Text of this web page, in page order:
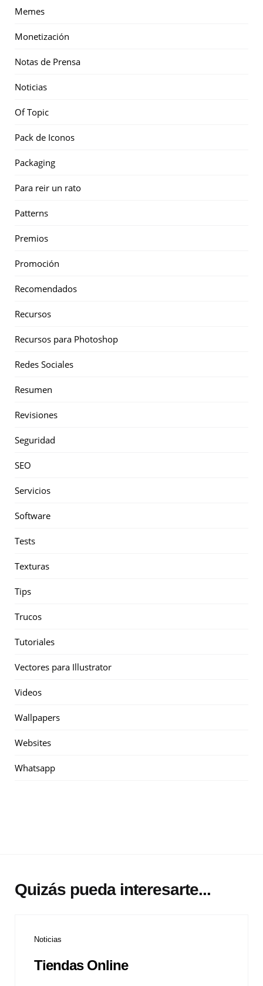
Memes
Monetización
Notas de Prensa
Noticias
Of Topic
Pack de Iconos
Packaging
Para reir un rato
Patterns
Premios
Promoción
Recomendados
Recursos
Recursos para Photoshop
Redes Sociales
Resumen
Revisiones
Seguridad
SEO
Servicios
Software
Tests
Texturas
Tips
Trucos
Tutoriales
Vectores para Illustrator
Videos
Wallpapers
Websites
Whatsapp
Quizás pueda interesarte...
Noticias
Tiendas Online